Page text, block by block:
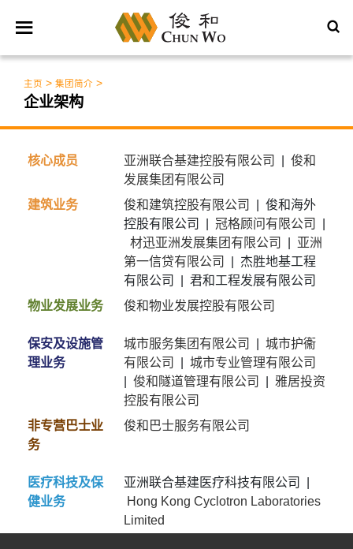
主页 > 集团简介 >
企业架构
核心成员 亚洲联合基建控股有限公司
俊和
发展集团有限公司
建筑业务
俊和建筑控股有限公司
| 俊和海外
控股有限公司 | 冠格顾问有限公司
材迅亚洲发展集团有限公司
亚洲
第一信贷有限公司
| 杰胜地基工程
有限公司 | 君和工程发展有限公司
物业发展业务
俊和物业发展控股有限公司
保安及设施管
理业务
城市服务集团有限公司
城市护衞
有限公司
城市专业管理有限公司
俊和隧道管理有限公司
雅居投资
控股有限公司
非专营巴士业
务
俊和巴士服务有限公司
医疗科技及保
健业务
亚洲联合基建医疗科技有限公司 |
Hong Kong Cyclotron Laboratories
Limited